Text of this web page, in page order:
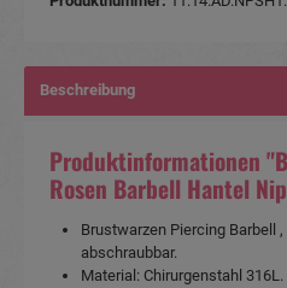
Beschreibung
Produktinformationen
Rosen Barbell Hantel
Brustwarzen Piercing Barbell
abschraubbar.
Material: Chirurgenstahl 316L.